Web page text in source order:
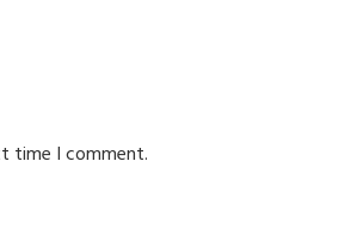
time I comment.